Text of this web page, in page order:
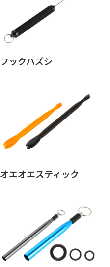
フックハズシ
オエオエスティック